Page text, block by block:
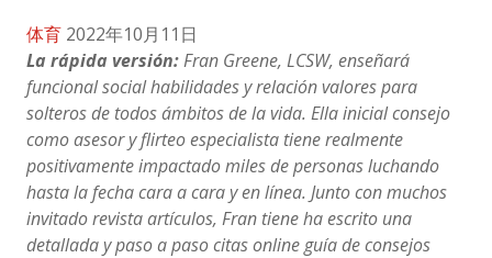
体育 2022年10月11日
La rápida versión:Fran Greene, LCSW, enseñará
funcional social habilidades y relación valores para
solteros de todos ámbitos de la vida. Ella inicial consejo
como asesor y flirteo especialista tiene realmente
positivamente impactado miles de personas luchando
hasta la fecha cara a cara y en línea. Junto con muchos
invitado revista artículos, Fran tiene ha escrito una
detallada y paso a paso citas online guía de consejos